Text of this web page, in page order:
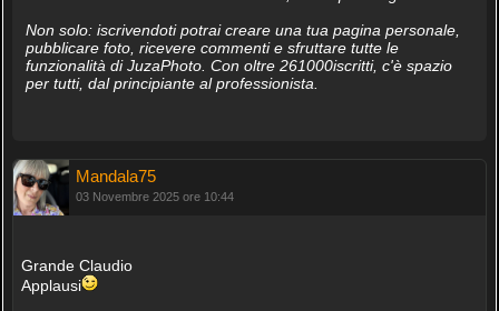
Non solo: iscrivendoti potrai creare una tua pagina personale,
pubblicare foto, ricevere commenti e sfruttare tutte le
funzionalità di JuzaPhoto. Con oltre 261000iscritti, c'è spazio
per tutti, dal principiante al professionista.
Mandala75
03 Novembre 2025 ore 10:44
Grande Claudio
Applausi